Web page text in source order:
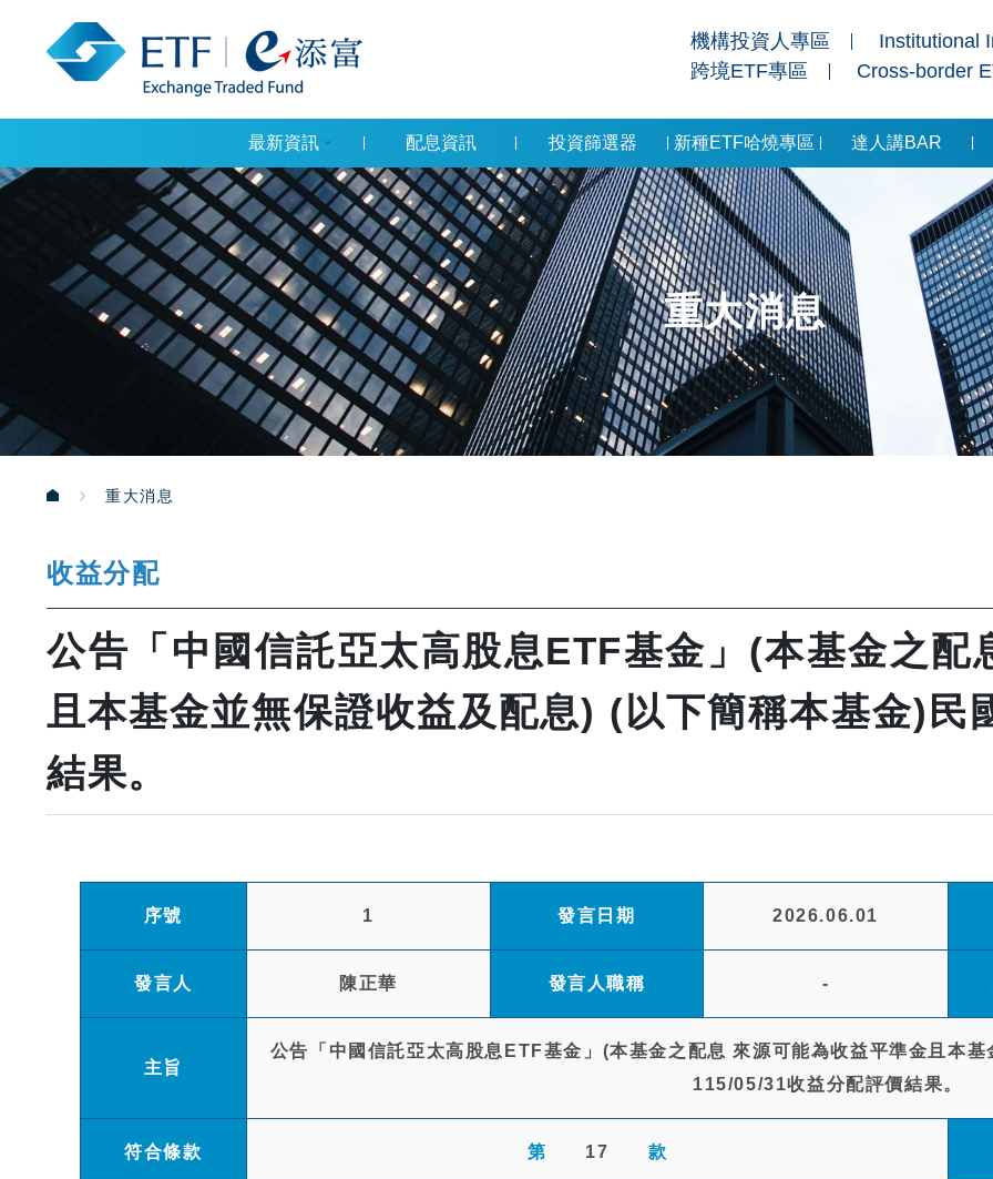
機構投資人專區 Institutional
跨境ETF專區
Cross-border
最新資訊 配息資訊 投資篩選器 新種ETF哈燒專區 達人講BAR
重大消息
重大消息
收益分配
公告「中國信託亞太高股息ETF基金」(本基金之配
且本基金並無保證收益及配息) (以下簡稱本基金)民
結果。
序號 1 發言日期 2026.06.01
發言人 陳正華 發言人職稱 -
主旨
公告「中國信託亞太高股息ETF基金」(本基金之配息 來源可能為收益平準金且本
115/05/31收益分配評價結果。
符合條款 第 17 款